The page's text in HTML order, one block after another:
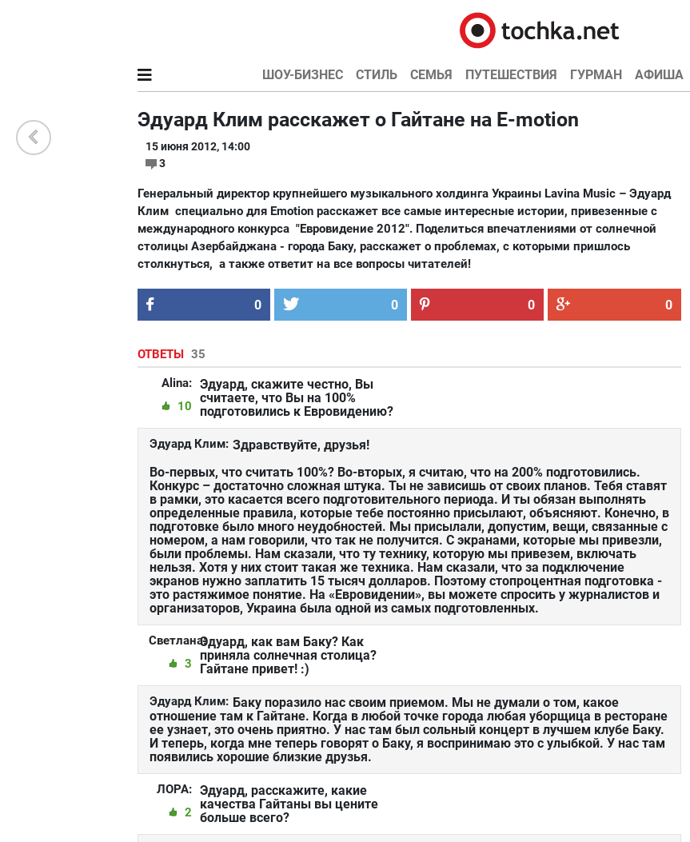
ШОУ-БИЗНЕС СТИЛЬ СЕМЬЯ ПУТЕШЕСТВИЯ ГУРМАН АФИША
Эдуард Клим расскажет о Гайтане на E-motion
15 июня 2012, 14:00
3
Генеральный директор крупнейшего музыкального холдинга Украины Lavina Music – Эдуард
Клим специально для Emotion расскажет все самые интересные истории, привезенные с
международного конкурса "Евровидение 2012". Поделиться впечатлениями от солнечной
столицы Азербайджана - города Баку, расскажет о проблемах, с которыми пришлось
столкнуться, а также ответит на все вопросы читателей!
0 0 0 0
ОТВЕТЫ 35
Alina:
10
Эдуард, скажите честно, Вы
считаете, что Вы на 100%
подготовились к Евровидению?
Эдуард Клим: Здравствуйте, друзья!
Во-первых, что считать 100%? Во-вторых, я считаю, что на 200% подготовились.
Конкурс – достаточно сложная штука. Ты не зависишь от своих планов. Тебя ставят
в рамки, это касается всего подготовительного периода. И ты обязан выполнять
определенные правила, которые тебе постоянно присылают, объясняют. Конечно, в
подготовке было много неудобностей. Мы присылали, допустим, вещи, связанные с
номером, а нам говорили, что так не получится. С экранами, которые мы привезли,
были проблемы. Нам сказали, что ту технику, которую мы привезем, включать
нельзя. Хотя у них стоит такая же техника. Нам сказали, что за подключение
экранов нужно заплатить 15 тысяч долларов. Поэтому стопроцентная подготовка -
это растяжимое понятие. На «Евровидении», вы можете спросить у журналистов и
организаторов, Украина была одной из самых подготовленных.
Светлана:
3
Эдуард, как вам Баку? Как
приняла солнечная столица?
Гайтане привет! :)
Эдуард Клим: Баку поразило нас своим приемом. Мы не думали о том, какое
отношение там к Гайтане. Когда в любой точке города любая уборщица в ресторане
ее узнает, это очень приятно. У нас там был сольный концерт в лучшем клубе Баку.
И теперь, когда мне теперь говорят о Баку, я воспринимаю это с улыбкой. У нас там
появились хорошие близкие друзья.
ЛОРА:
2
Эдуард, расскажите, какие
качества Гайтаны вы цените
больше всего?